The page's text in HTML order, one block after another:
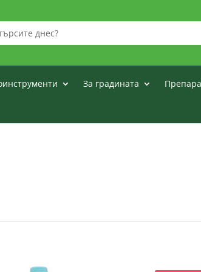
За градината